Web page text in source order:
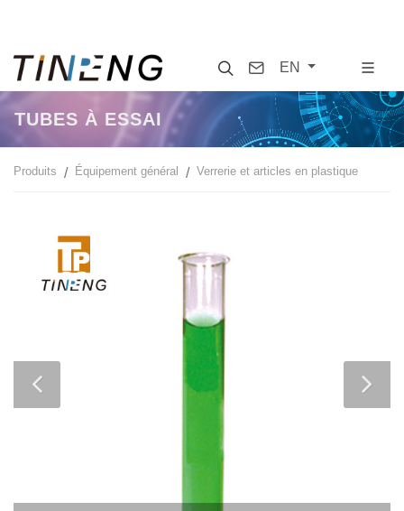
SearchContact
EN
TUBES À ESSAI
Produits Équipement général Verrerie et articles en plastique